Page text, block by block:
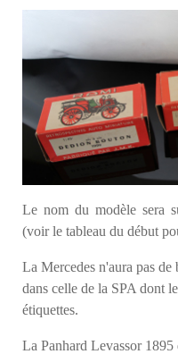
Le nom du modèle sera
(voir le tableau du début
La Mercedes n'aura pas
dans celle de la SPA dont
étiquettes.
La Panhard Levassor